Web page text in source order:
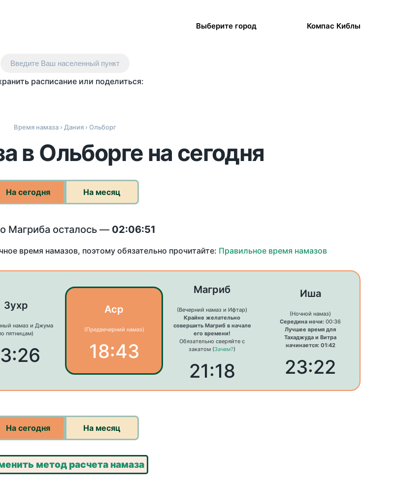
Выберите город Компас Киблы
Введите Ваш населенный пункт
расписание или поделиться:
Время намаза › Дания › Ольборг
в Ольборге на сегодня
На сегодня На месяц
Магриба осталось — 02:06:51
время намазов, поэтому обязательно прочитайте: Правильное время намазов
Зухр
намаз и Джума
пятницам)
Аср
(Предвечерний намаз)
18:43
Магриб
(Вечерний намаз и Ифтар)
Крайне желательно
совершить Магриб в начале
его времени!
Обязательно сверяйте с
закатом (Зачем?)
21:18
Иша
(Ночной намаз)
Середина ночи: 00:36
Лучшее время для
Тахаджуда и Витра
начинается: 01:42
23:22
На сегодня На месяц
метод расчета намаза